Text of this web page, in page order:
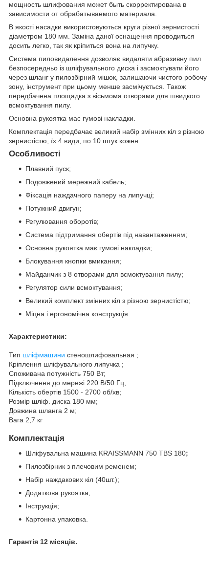
мощность шлифования может быть скорректирована в
зависимости от обрабатываемого материала.
В якості насадки використовуються круги різної зернистості
діаметром 180 мм. Заміна даної оснащення проводиться
досить легко, так як кріпиться вона на липучку.
Система пиловидалення дозволяє видаляти абразивну пил
безпосередньо із шліфувального диска і засмоктувати його
через шланг у пилозбірний мішок, залишаючи чистого робочу
зону, інструмент при цьому менше засмічується. Також
передбачена площадка з вісьмома отворами для швидкого
всмоктування пилу.
Основна рукоятка має гумові накладки.
Комплектація передбачає великий набір змінних кіл з різною
зернистістю, їх 4 види, по 10 штук кожен.
Особливості
Плавний пуск;
Подовжений мережний кабель;
Фіксація наждачного паперу на липучці;
Потужний двигун;
Регулювання оборотів;
Система підтримання обертів під навантаженням;
Основна рукоятка має гумові накладки;
Блокування кнопки вмикання;
Майданчик з 8 отворами для всмоктування пилу;
Регулятор сили всмоктування;
Великий комплект змінних кіл з різною зернистістю;
Міцна і ергономічна конструкція.
Характеристики:
Тип шліфмашини стеношлифовальная ;
Кріплення шліфувального липучка ;
Споживана потужність 750 Вт;
Підключення до мережі 220 В/50 Гц;
Кількість обертів 1500 - 2700 об/хв;
Розмір шліф. диска 180 мм;
Довжина шланга 2 м;
Вага 2,7 кг
Комплектація
Шліфувальна машина KRAISSMANN 750 TBS 180;
Пилозбірник з плечовим ременем;
Набір наждакових кіл (40шт.);
Додаткова рукоятка;
Інструкція;
Картонна упаковка.
Гарантія 12 місяців.